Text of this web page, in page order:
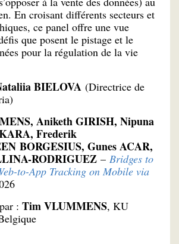
En croisant différents secteurs et
ce panel offre une vue
que posent le pistage et le
pour la régulation de la vie
BIELOVA (Directrice de
Aniketh GIRISH, Nipuna
Frederik
BORGESIUS, Gunes ACAR,
RODRIGUEZ – Bridges to
to-App Tracking on Mobile via
: Tim VLUMMENS, KU